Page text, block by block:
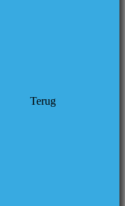
Terug